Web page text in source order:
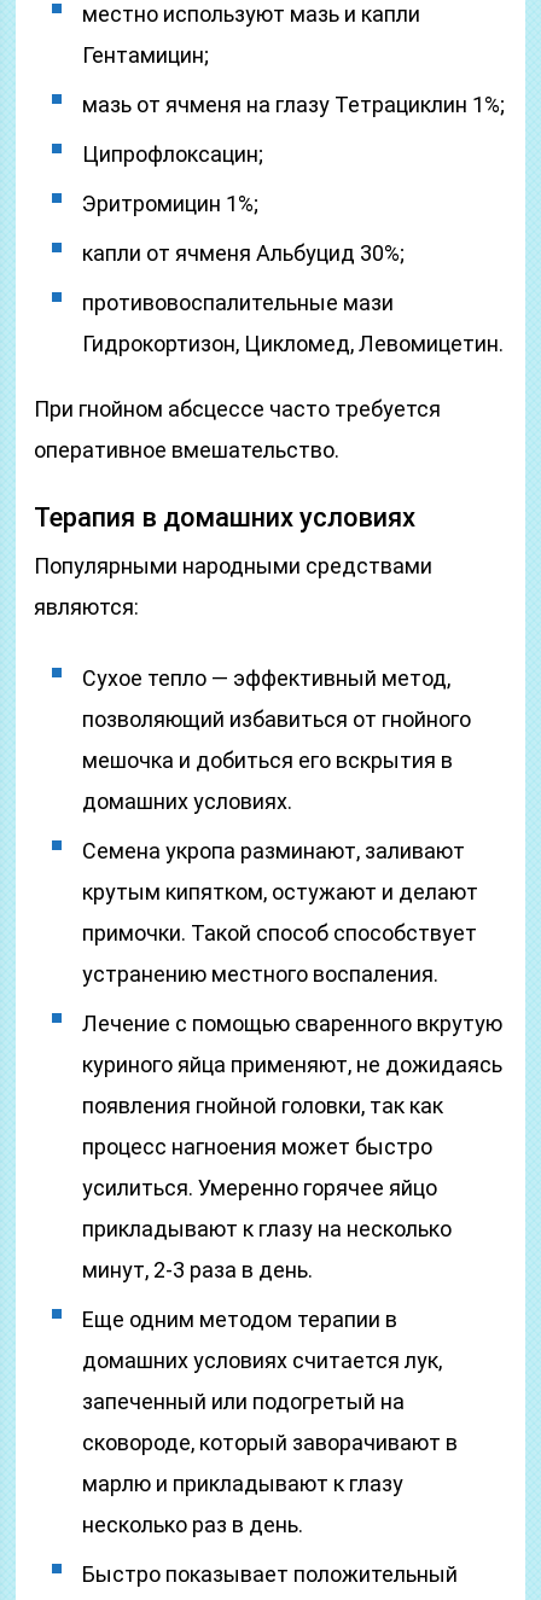
местно используют мазь и капли
Гентамицин;
мазь от ячменя на глазу Тетрациклин 1%;
Ципрофлоксацин;
Эритромицин 1%;
капли от ячменя Альбуцид 30%;
противовоспалительные мази
Гидрокортизон, Цикломед, Левомицетин.
При гнойном абсцессе часто требуется
оперативное вмешательство.
Терапия в домашних условиях
Популярными народными средствами
являются:
Сухое тепло — эффективный метод,
позволяющий избавиться от гнойного
мешочка и добиться его вскрытия в
домашних условиях.
Семена укропа разминают, заливают
крутым кипятком, остужают и делают
примочки. Такой способ способствует
устранению местного воспаления.
Лечение с помощью сваренного вкрутую
куриного яйца применяют, не дожидаясь
появления гнойной головки, так как
процесс нагноения может быстро
усилиться. Умеренно горячее яйцо
прикладывают к глазу на несколько
минут, 2-3 раза в день.
Еще одним методом терапии в
домашних условиях считается лук,
запеченный или подогретый на
сковороде, который заворачивают в
марлю и прикладывают к глазу
несколько раз в день.
Быстро показывает положительный